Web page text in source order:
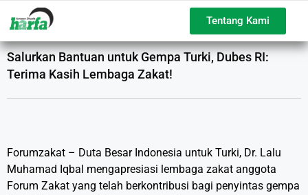
Tentang Kami
Salurkan Bantuan untuk Gempa Turki, Dubes RI:
Terima Kasih Lembaga Zakat!
Forumzakat – Duta Besar Indonesia untuk Turki, Dr. Lalu
Muhamad Iqbal mengapresiasi lembaga zakat anggota
Forum Zakat yang telah berkontribusi bagi penyintas gempa